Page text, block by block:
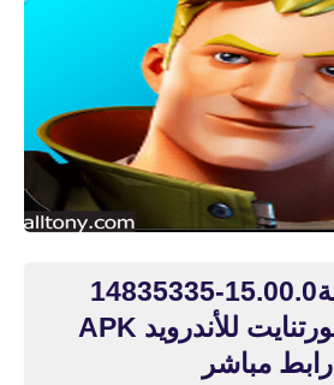
تحميل لعبة15.00.0-14835335
Fortnite فورتنايت للأندرويد APK
رابط مباشر